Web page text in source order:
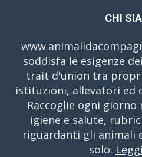
CHI
soddisfa le esigenze
trait d'union tra
istituzioni, allevatori ed
Raccoglie ogni
igiene e salute,
riguardanti gli animali
solo.